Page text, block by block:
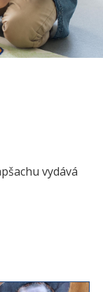
vydává